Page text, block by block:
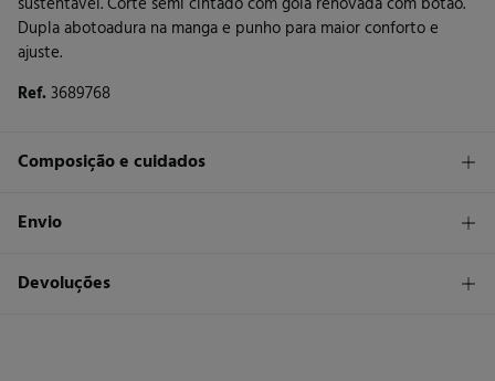
Dupla abotoadura na manga e punho para maior conforto e
ajuste.
Ref.3689768
Composição e cuidados
Composição
Cuidados
Envio
STANDARD
Devoluções